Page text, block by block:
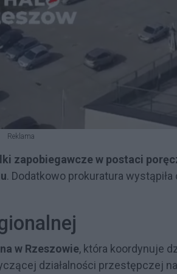
Reklama
zapobiegawcze w postaci
. Dodatkowo prokuratura wystąpiła
w Rzeszowie, która koordynuje
działalności przestępczej